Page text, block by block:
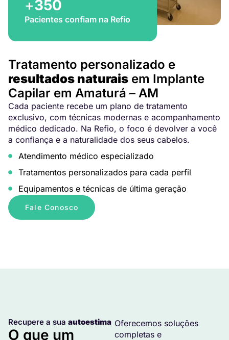
+350
Pacientes confiam na Refio
Tratamento personalizado e
resultados naturais em Implante
Capilar em Amaturá – AM
Cada paciente recebe um plano de tratamento
exclusivo, com técnicas modernas e acompanhamento
médico dedicado. Na Refio, o foco é devolver a você
a confiança e a naturalidade dos seus cabelos.
Atendimento médico especializado
Tratamentos personalizados para cada perfil
Equipamentos e técnicas de última geração
Fale Conosco
Recupere a sua autoestima
O que um
Oferecemos soluções
completas e